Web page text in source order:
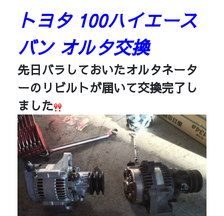
トヨタ 100ハイエース
バン オルタ交換
先日バラしておいたオルタネータ
ーのリビルトが届いて交換完了し
ました